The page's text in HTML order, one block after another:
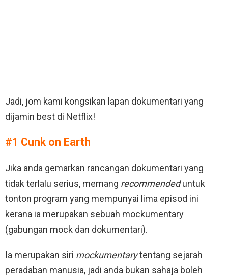
Jadi, jom kami kongsikan lapan dokumentari yang
dijamin best di Netflix!
#1 Cunk on Earth
Jika anda gemarkan rancangan dokumentari yang
tidak terlalu serius, memang recommendeduntuk
tonton program yang mempunyai lima episod ini
kerana ia merupakan sebuah mockumentary
(gabungan mock dan dokumentari).
Ia merupakan siri mockumentarytentang sejarah
peradaban manusia, jadi anda bukan sahaja boleh